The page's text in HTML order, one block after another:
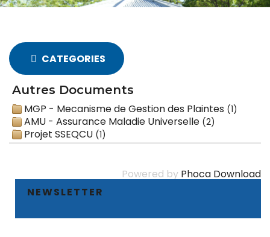
CATEGORIES
Autres Documents
MGP - Mecanisme de Gestion des Plaintes (1)
AMU - Assurance Maladie Universelle (2)
Projet SSEQCU (1)
Powered by Phoca Download
NEWSLETTER